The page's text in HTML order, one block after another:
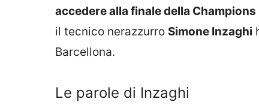
accedere alla finale della Champions
il tecnico nerazzurro Simone Inzaghi
Barcellona.
Le parole di Inzaghi